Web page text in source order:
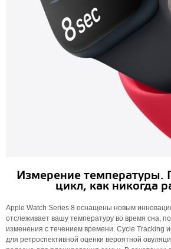
Измерение температуры.
цикл, как никогда
Apple Watch Series 8 оснащены новым
отслеживает вашу температуру во время сна,
изменения с течением времени. Cycle Tracking
для ретроспективной оценки вероятной